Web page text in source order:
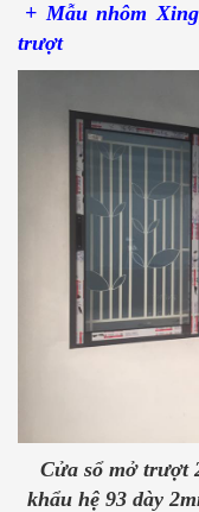
+ Mẫu nhôm
trượt
Cửa sổ mở trượt
khẩu hệ 93 dày